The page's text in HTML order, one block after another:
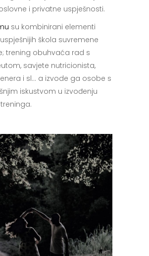
i privatne uspješnosti.
su kombinirani elementi
škola suvremene
trening obuhvaća rad s
savjete nutricionista,
i sl… a izvode ga osobe s
iskustvom u izvođenju